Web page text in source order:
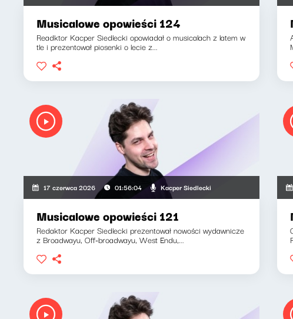
Musicalowe opowieści 124
Readktor Kacper Siedlecki opowiadał o musicalach z latem w
tle i prezentował piosenki o lecie z...
17 czerwca 2026 01:56:04 Kacper Siedlecki
Musicalowe opowieści 121
Redaktor Kacper Siedlecki prezentował nowości wydawnicze
z Broadwayu, Off-broadwayu, West Endu,...